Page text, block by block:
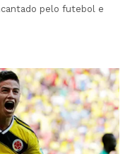
pelo futebol e